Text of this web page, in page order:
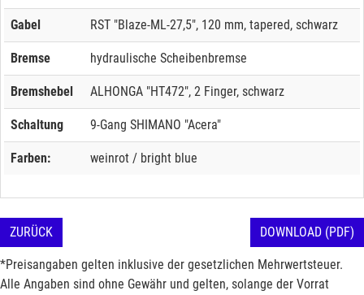
Gabel RST "Blaze-ML-27,5", 120 mm, tapered, schwarz
Bremse hydraulische Scheibenbremse
Bremshebel ALHONGA "HT472", 2 Finger, schwarz
Schaltung 9-Gang SHIMANO "Acera"
Farben: weinrot / bright blue
ZURÜCK DOWNLOAD (PDF)
*Preisangaben gelten inklusive der gesetzlichen Mehrwertsteuer.
Alle Angaben sind ohne Gewähr und gelten, solange der Vorrat